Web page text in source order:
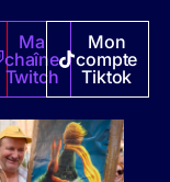
Ma
chaîne
Twitch
Mon
compte
Tiktok